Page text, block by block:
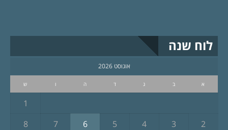
לוח שנה
אוגוסט 2026
א ב ג ד ה ו ש
1
2
3
4
5
6
7
8